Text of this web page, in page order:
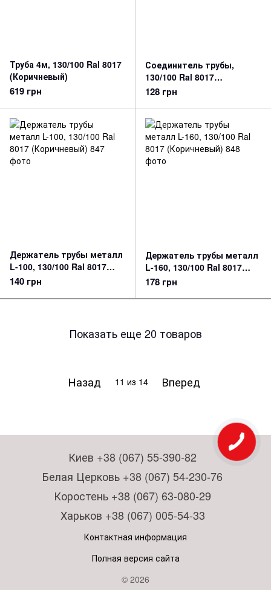
Труба 4м, 130/100 Ral 8017
(Коричневый)
619 грн
Соединитель трубы,
130/100 Ral 8017
(Коричневый)
128 грн
Держатель трубы металл
L-100, 130/100 Ral 8017
(Коричневый)
140 грн
Держатель трубы металл
L-160, 130/100 Ral 8017
(Коричневый)
178 грн
Показать еще 20 товаров
Назад 11 из 14 Вперед
Киев +38 (067) 55-390-82
Белая Церковь +38 (067) 54-230-76
Коростень +38 (067) 63-080-29
Харьков +38 (067) 005-54-33
Контактная информация
Полная версия сайта
© 2026